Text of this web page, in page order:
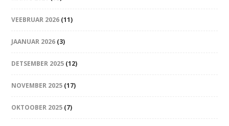
VEEBRUAR 2026 (11)
JAANUAR 2026 (3)
DETSEMBER 2025 (12)
NOVEMBER 2025 (17)
OKTOOBER 2025 (7)